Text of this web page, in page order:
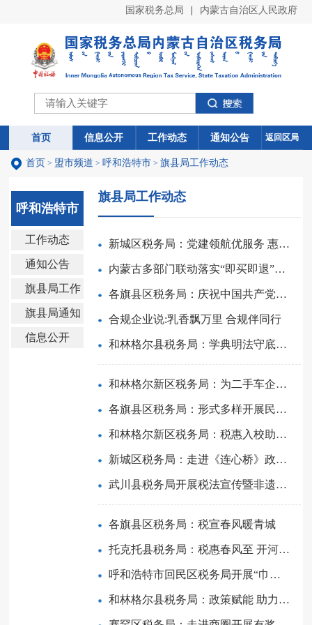
国家税务总局 内蒙古自治区人民政府
首页 信息公开 工作动态 通知公告
首页 信息公开 工作动态 通知公告 返回区局
首页 > 盟市频道 > 呼和浩特市> 旗县局工作动态
呼和浩特市
工作动态
通知公告
旗县局工作
动态
旗县局通知
公告
信息公开
旗县局工作动态
新城区税务局：党建领航优服务 惠企利民助发展
内蒙古多部门联动落实“即买即退”便利化举措
各旗县区税务局：庆祝中国共产党成立105周年
合规企业说:乳香飘万里 合规伴同行
和林格尔县税务局：学典明法守底线 同心聚力促发展
和林格尔新区税务局：为二手车企业送上合规“攻略”
各旗县区税务局：形式多样开展民族政策宣传活动
和林格尔新区税务局：税惠入校助前行 解疑释惑促遵从
新城区税务局：走进《连心桥》政风行风热线直播间
武川县税务局开展税法宣传暨非遗进校园活动
各旗县区税务局：税宣春风暖青城
托克托县税务局：税惠春风至 开河鱼正鲜
呼和浩特市回民区税务局开展“巾帼护税基·花开映初心”“三...
和林格尔县税务局：政策赋能 助力产业提质升级